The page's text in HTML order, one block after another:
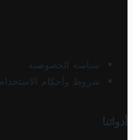
سياسة الخصوصية
شروط وأحكام الاستخدام
أدواتنا